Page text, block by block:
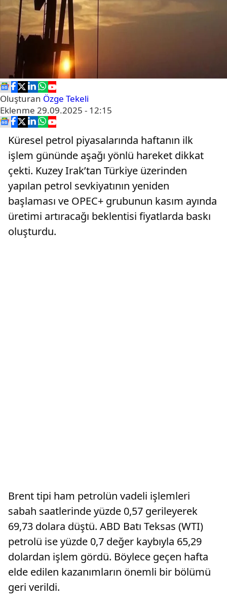
Oluşturan Özge Tekeli
Eklenme 29.09.2025 - 12:15
Küresel petrol piyasalarında haftanın ilk
işlem gününde aşağı yönlü hareket dikkat
çekti. Kuzey Irak’tan Türkiye üzerinden
yapılan petrol sevkiyatının yeniden
başlaması ve OPEC+ grubunun kasım ayında
üretimi artıracağı beklentisi fiyatlarda baskı
oluşturdu.
Brent tipi ham petrolün vadeli işlemleri
sabah saatlerinde yüzde 0,57 gerileyerek
69,73 dolara düştü. ABD Batı Teksas (WTI)
petrolü ise yüzde 0,7 değer kaybıyla 65,29
dolardan işlem gördü. Böylece geçen hafta
elde edilen kazanımların önemli bir bölümü
geri verildi.